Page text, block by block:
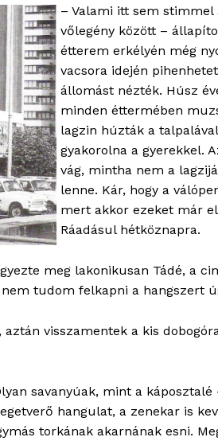
– Valami itt sem stimmel
vőlegény között –
étterem erkélyén még
vacsora idején
állomást nézték. Húsz
minden éttermében
lagzin húzták a
gyakorolna a gyerekkel.
vág, mintha nem a
lenne. Kár, hogy a
mert akkor ezeket már
Ráadásul hétköznapra.
meg lakonikusan Tádé, a
tudom felkapni a hangszert
visszamentek a kis
savanyúak, mint a
hangulat, a zenekar is
torkának akarnának esni.